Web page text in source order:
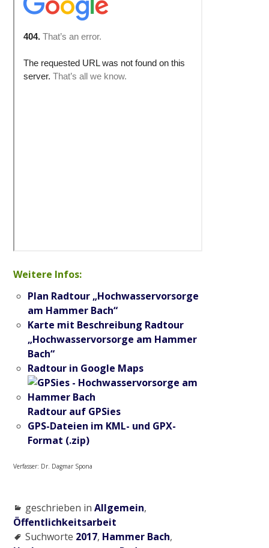
Weitere Infos:
Plan Radtour „Hochwasservorsorge
am Hammer Bach“
Karte mit Beschreibung Radtour
„Hochwasservorsorge am Hammer
Bach“
Radtour in Google Maps
Radtour auf GPSies
GPS-Dateien im KML- und GPX-
Format (.zip)
Verfasser: Dr. Dagmar Spona
geschrieben in Allgemein,
Öffentlichkeitsarbeit
Suchworte 2017, Hammer Bach,